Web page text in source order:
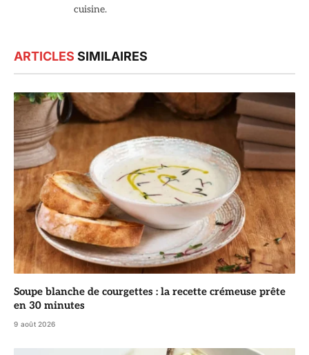
cuisine.
ARTICLES SIMILAIRES
Soupe blanche de courgettes : la recette crémeuse prête
en 30 minutes
9 août 2026